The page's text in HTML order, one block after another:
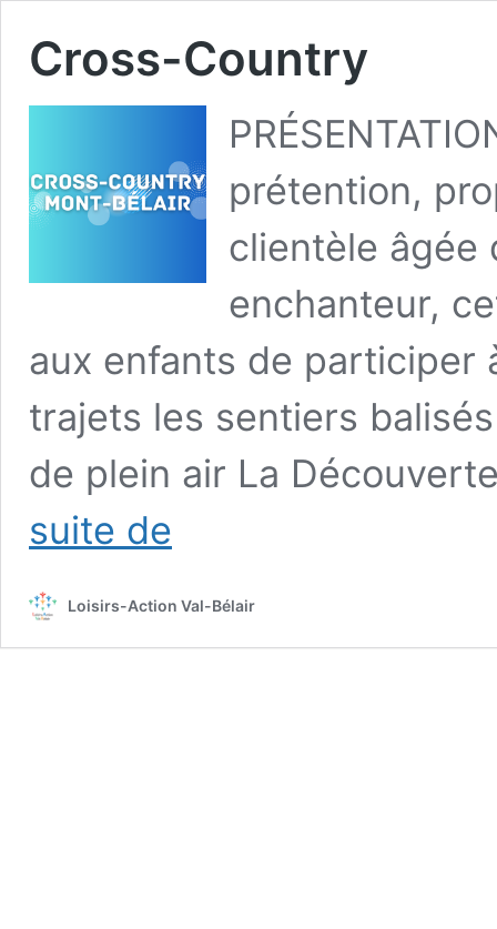
Cross-Country
prétention,
clientèle âgée
enchanteur,
aux enfants de participer
trajets les sentiers
de plein air La
suite de
Loisirs-Action Val-Bélair